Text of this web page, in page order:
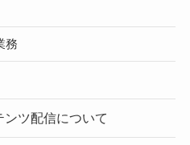
務
ツ配信について